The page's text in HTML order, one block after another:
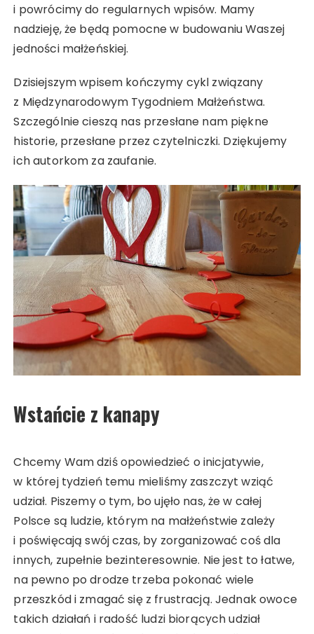
i powrócimy do regularnych wpisów. Mamy
nadzieję, że będą pomocne w budowaniu Waszej
jedności małżeńskiej.
Dzisiejszym wpisem kończymy cykl związany
z Międzynarodowym Tygodniem Małżeństwa.
Szczególnie cieszą nas przesłane nam piękne
historie, przesłane przez czytelniczki. Dziękujemy
ich autorkom za zaufanie.
Wstańcie z kanapy
Chcemy Wam dziś opowiedzieć o inicjatywie,
w której tydzień temu mieliśmy zaszczyt wziąć
udział. Piszemy o tym, bo ujęło nas, że w całej
Polsce są ludzie, którym na małżeństwie zależy
i poświęcają swój czas, by zorganizować coś dla
innych, zupełnie bezinteresownie. Nie jest to łatwe,
na pewno po drodze trzeba pokonać wiele
przeszkód i zmagać się z frustracją. Jednak owoce
takich działań i radość ludzi biorących udział